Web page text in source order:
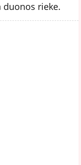
duonos rieke.